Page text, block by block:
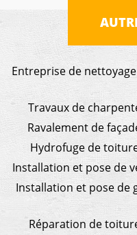
Entreprise de
Travaux de
Ravalement de
Hydrofuge de
Installation et pose de
Installation et pose de
Réparation de